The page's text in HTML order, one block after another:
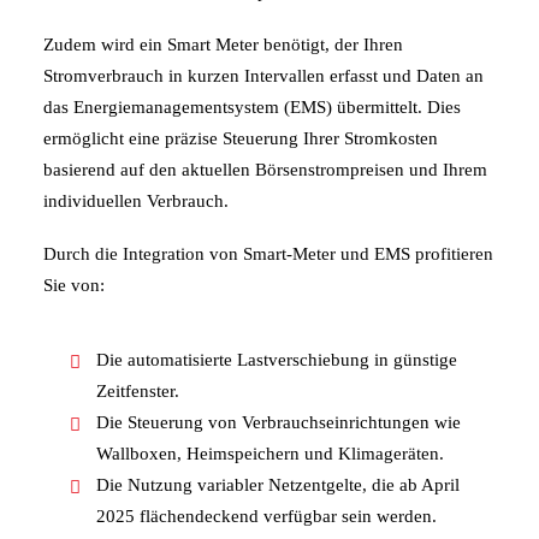
Zudem wird ein Smart Meter benötigt, der Ihren
Stromverbrauch in kurzen Intervallen erfasst und Daten an
das Energiemanagementsystem (EMS) übermittelt. Dies
ermöglicht eine präzise Steuerung Ihrer Stromkosten
basierend auf den aktuellen Börsenstrompreisen und Ihrem
individuellen Verbrauch.
Durch die Integration von Smart-Meter und EMS profitieren
Sie von:
Die automatisierte Lastverschiebung in günstige
Zeitfenster.
Die Steuerung von Verbrauchseinrichtungen wie
Wallboxen, Heimspeichern und Klimageräten.
Die Nutzung variabler Netzentgelte, die ab April
2025 flächendeckend verfügbar sein werden.